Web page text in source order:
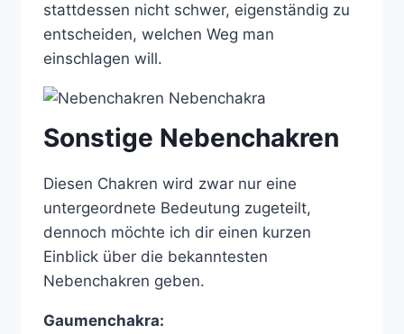
stattdessen nicht schwer, eigenständig zu
entscheiden, welchen Weg man
einschlagen will.
Sonstige Nebenchakren
Diesen Chakren wird zwar nur eine
untergeordnete Bedeutung zugeteilt,
dennoch möchte ich dir einen kurzen
Einblick über die bekanntesten
Nebenchakren geben.
Gaumenchakra: